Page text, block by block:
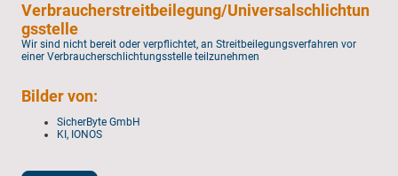
Verbraucherstreitbeilegung/Universalschlichtun
gsstelle
Wir sind nicht bereit oder verpflichtet, an Streitbeilegungsverfahren vor
einer Verbraucherschlichtungsstelle teilzunehmen
Bilder von:
SicherByte GmbH
KI, IONOS